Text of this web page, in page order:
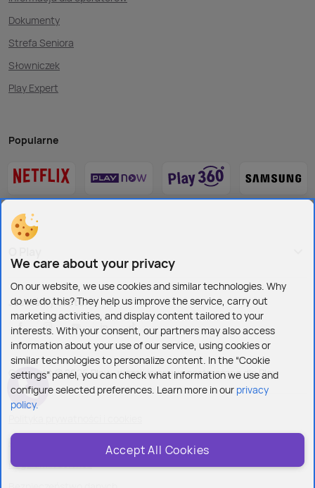
Dokumenty
Strefa Seniora
Słowniczek
Play Expert
Popularne
Jesteśmy też tu:
Copyright © 2026 Play - wszelkie prawa zastrzeżone dla Play
Ustawienia plików cookies
Regulamin serwisu
We care about your privacy
On our website, we use cookies and similar technologies. Why
do we do this? They help us improve the service, carry out
marketing activities, and display content tailored to your
interests. With your consent, our partners may also access
information about your use of our service, using cookies or
similar technologies to personalize content. In the “Cookie
settings” panel, you can check what information we use and
configure selected preferences. Learn more in our privacy
policy.
Accept All Cookies